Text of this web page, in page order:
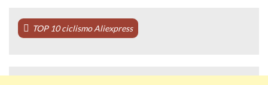
TOP 10 ciclismo Aliexpress